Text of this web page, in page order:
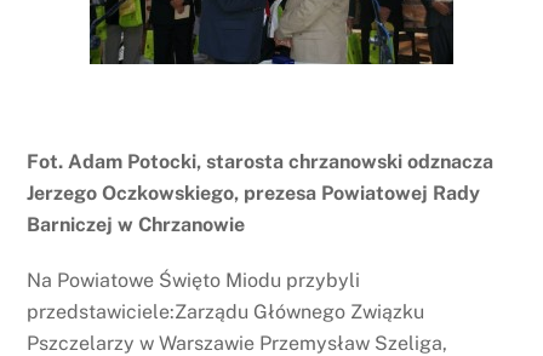
Fot. Adam Potocki, starosta chrzanowski odznacza
Jerzego Oczkowskiego, prezesa Powiatowej Rady
Barniczej w Chrzanowie
Na Powiatowe Święto Miodu przybyli
przedstawiciele:Zarządu Głównego Związku
Pszczelarzy w Warszawie Przemysław Szeliga,